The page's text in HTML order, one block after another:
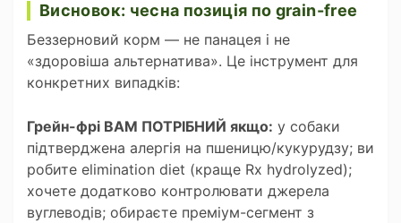
Висновок: чесна позиція по grain-free
Беззерновий корм — не панацея і не
«здоровіша альтернатива». Це інструмент для
конкретних випадків:
Грейн-фрі ВАМ ПОТРІБНИЙ якщо: у собаки
підтверджена алергія на пшеницю/кукурудзу; ви
робите elimination diet (краще Rx hydrolyzed);
хочете додатково контролювати джерела
вуглеводів; обираєте преміум-сегмент з